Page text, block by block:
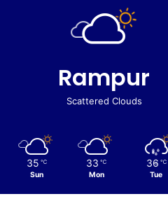
Rampur
Scattered Clouds
35 ℃
Sun
33 ℃
Mon
36 ℃
Tue